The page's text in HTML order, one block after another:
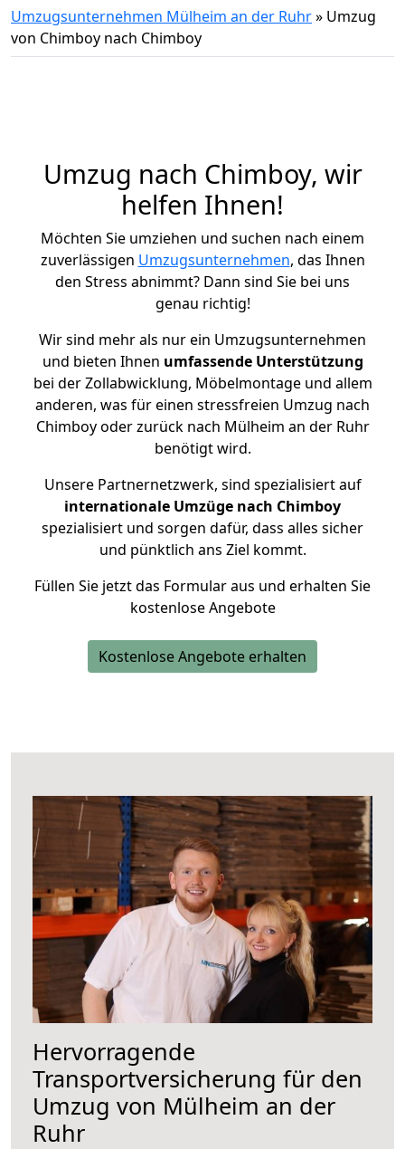
Umzugsunternehmen Mülheim an der Ruhr» Umzug
von Chimboy nach Chimboy
Umzug nach Chimboy, wir
helfen Ihnen!
Möchten Sie umziehen und suchen nach einem
zuverlässigen Umzugsunternehmen, das Ihnen
den Stress abnimmt? Dann sind Sie bei uns
genau richtig!
Wir sind mehr als nur ein Umzugsunternehmen
und bieten Ihnen umfassende Unterstützung
bei der Zollabwicklung, Möbelmontage und allem
anderen, was für einen stressfreien Umzug nach
Chimboy oder zurück nach Mülheim an der Ruhr
benötigt wird.
Unsere Partnernetzwerk, sind spezialisiert auf
internationale Umzüge nach Chimboy
spezialisiert und sorgen dafür, dass alles sicher
und pünktlich ans Ziel kommt.
Füllen Sie jetzt das Formular aus und erhalten Sie
kostenlose Angebote
Kostenlose Angebote erhalten
Hervorragende
Transportversicherung für den
Umzug von Mülheim an der
Ruhr